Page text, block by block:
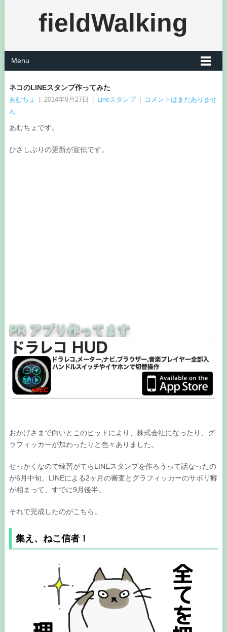
fieldWalking
Menu
ネコのLINEスタンプ作ってみた
あむちょ 2014年9月27日 Lineスタンプ
コメントはまだありませ
ん
あむちょです。
ひさしぶりの更新が宣伝です。
PR アプリ作ってます
おかげさまで白いとこのヒットにより、株式会社になったり、グ
ラフィッカーが加わったりと色々ありました。
せっかくなので練習がてらLINEスタンプを作ろうって話なったの
が6月中旬。LINEによる2ヶ月の審査とグラフィッカーのサボリ癖
が相まって、すでに9月後半。
それで完成したのがこちら。
集え、ねこ信者！